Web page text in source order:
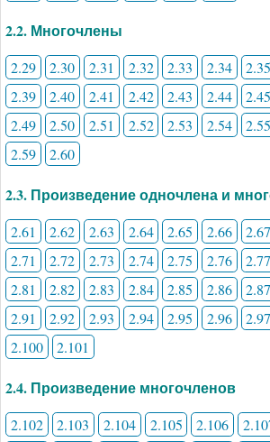
2.2. Многочлены
2.29 2.30 2.31 2.32 2.33 2.34 2.35
2.39
2.40 2.41 2.42 2.43 2.44 2.45
2.49
2.50 2.51 2.52 2.53 2.54 2.55
2.59
2.60
2.3. Произведение одночлена и
2.61 2.62 2.63 2.64 2.65 2.66 2.67
2.71
2.72 2.73 2.74 2.75 2.76 2.77
2.81
2.82 2.83 2.84 2.85 2.86 2.87
2.91
2.92 2.93 2.94 2.95 2.96 2.97
2.100
2.101
2.4. Произведение многочленов
2.102 2.103 2.104 2.105 2.106